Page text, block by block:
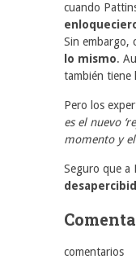
cuando
Sin embargo,
lo mismo.
también tiene
Pero los
es el nuevo
momento y
Seguro que a
comentarios